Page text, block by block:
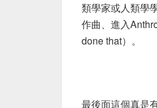
類學家或人類學
作曲、進入
done that）。
最後面這個真是